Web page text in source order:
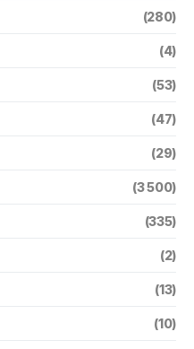
(280)
(4)
(53)
(47)
(29)
(3 500)
(335)
(2)
(13)
(10)